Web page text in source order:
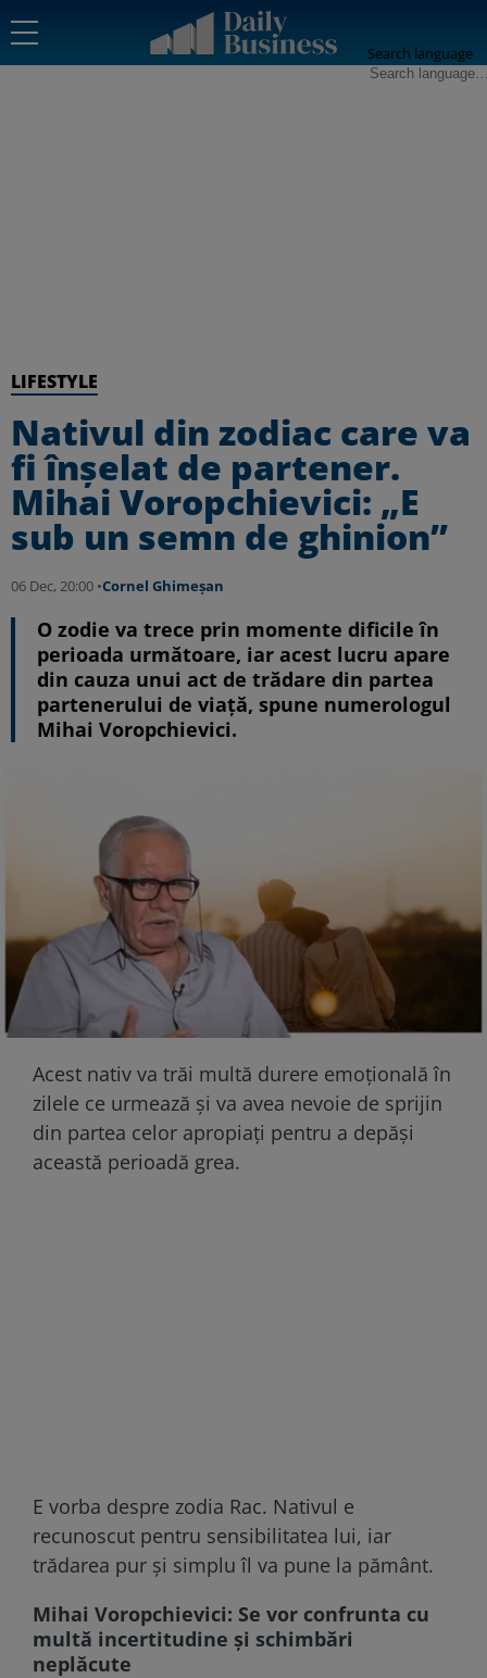
Search language
LIFESTYLE
Nativul din zodiac care va
fi înșelat de partener.
Mihai Voropchievici: „E
sub un semn de ghinion”
06 Dec, 20:00 •Cornel Ghimeșan
O zodie va trece prin momente dificile în
perioada următoare, iar acest lucru apare
din cauza unui act de trădare din partea
partenerului de viață, spune numerologul
Mihai Voropchievici.
Acest nativ va trăi multă durere emoțională în
zilele ce urmează și va avea nevoie de sprijin
din partea celor apropiați pentru a depăși
această perioadă grea.
E vorba despre zodia Rac. Nativul e
recunoscut pentru sensibilitatea lui, iar
trădarea pur și simplu îl va pune la pământ.
Mihai Voropchievici: Se vor confrunta cu
multă incertitudine și schimbări
neplăcute